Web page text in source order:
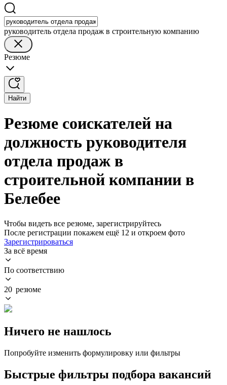
руководитель отдела продаж в строительную компанию
Резюме
Найти
Резюме соискателей на
должность руководителя
отдела продаж в
строительной компании в
Белебее
Чтобы видеть все резюме, зарегистрируйтесь
После регистрации покажем ещё 12 и откроем фото
Зарегистрироваться
За всё время
По соответствию
20 резюме
Ничего не нашлось
Попробуйте изменить формулировку или фильтры
Быстрые фильтры подбора вакансий